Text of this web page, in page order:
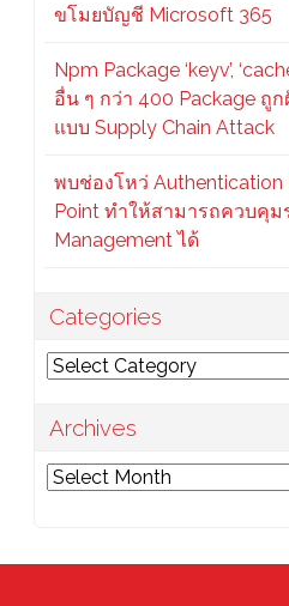
ขโมยบัญชี Microsoft 365
Npm Package ‘keyv’,
อื่น ๆ กว่า 400 Package ถู
แบบ Supply Chain Attack
พบช่องโหว่ Authentication
Point ทำให้สามารถควบคุม
Management ได้
Categories
Categories
Archives
Archives